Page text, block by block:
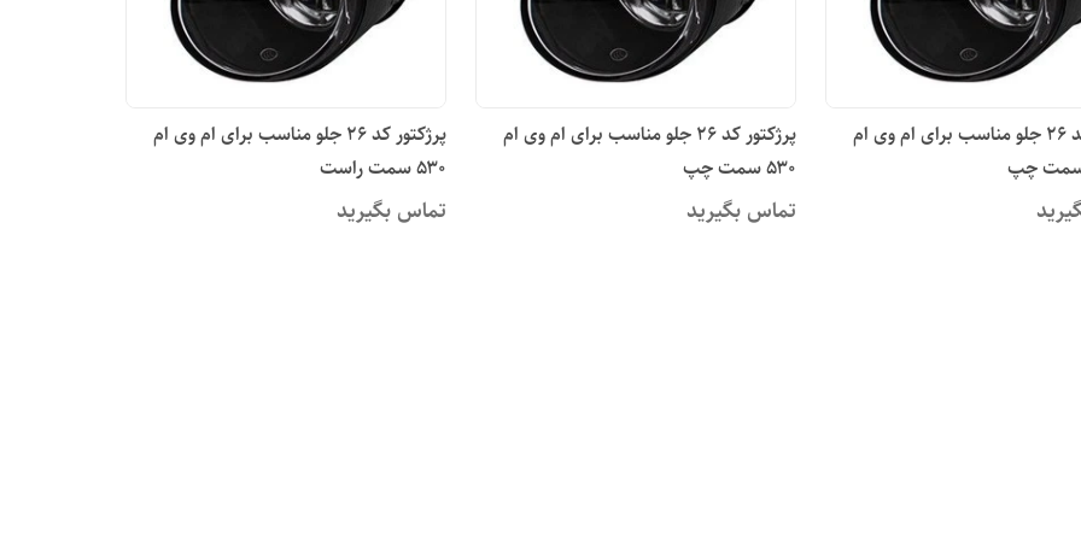
پرژکتور کد ۲۶ جلو مناسب برای ام وی ام
پرژکتور کد ۲۶ جلو مناسب برای ام وی ام
۵۳۰ سمت چپ
تماس بگیرید
پرژکتور کد ۲۶ جلو مناسب برای ام وی ام
۵۳۰ سمت راست
تماس بگیرید